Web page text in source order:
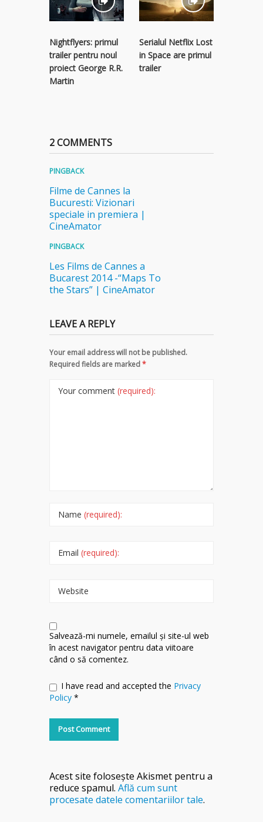
Nightflyers: primul
trailer pentru noul
proiect George R.R.
Martin
Serialul Netflix Lost
in Space are primul
trailer
2 COMMENTS
PINGBACK
Filme de Cannes la
Bucuresti: Vizionari
speciale in premiera |
CineAmator
PINGBACK
Les Films de Cannes a
Bucarest 2014 -“Maps To
the Stars” | CineAmator
LEAVE A REPLY
Your email address will not be published.
Required fields are marked*
Your comment (required):
Name (required):
Email (required):
Website
Salvează-mi numele, emailul și site-ul web
în acest navigator pentru data viitoare
când o să comentez.
I have read and accepted the Privacy
Policy *
Acest site folosește Akismet pentru a
reduce spamul. Află cum sunt
procesate datele comentariilor tale.